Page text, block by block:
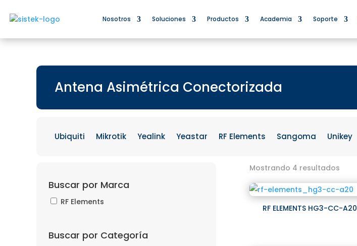
Nosotros Soluciones Productos Academia Soporte
Antena Asimétrica Conectorizada
Ubiquiti Mikrotik Yealink Yeastar RF Elements Sangoma Unikey
Buscar por Marca
RF Elements
Buscar por Categoría
Mostrando 4 resultados
RF ELEMENTS HG3-CC-A20